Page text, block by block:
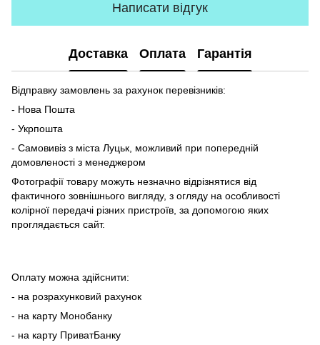
Написати відгук
Доставка Оплата Гарантія
Відправку замовлень за рахунок перевізників:
- Нова Пошта
- Укрпошта
- Самовивіз з міста Луцьк, можливий при попередній
домовленості з менеджером
Фотографії товару можуть незначно відрізнятися від
фактичного зовнішнього вигляду, з огляду на особливості
колірної передачі різних пристроїв, за допомогою яких
проглядається сайт.
Оплату можна здійснити:
- на розрахунковий рахунок
- на карту Монобанку
- на карту ПриватБанку